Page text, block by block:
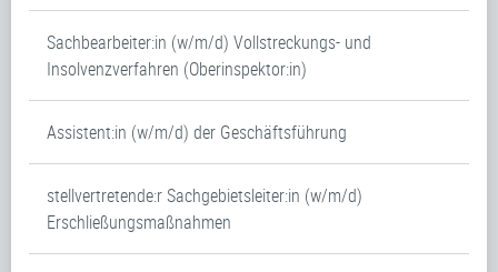
Sachbearbeiter:in (w/m/d) Vollstreckungs- und
Insolvenzverfahren (Oberinspektor:in)
Assistent:in (w/m/d) der Geschäftsführung
stellvertretende:r Sachgebietsleiter:in (w/m/d)
Erschließungsmaßnahmen